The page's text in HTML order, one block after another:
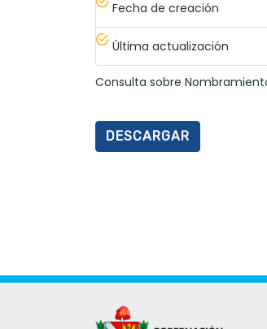
Fecha de creación
Última actualización
Consulta sobre
DESCARGAR